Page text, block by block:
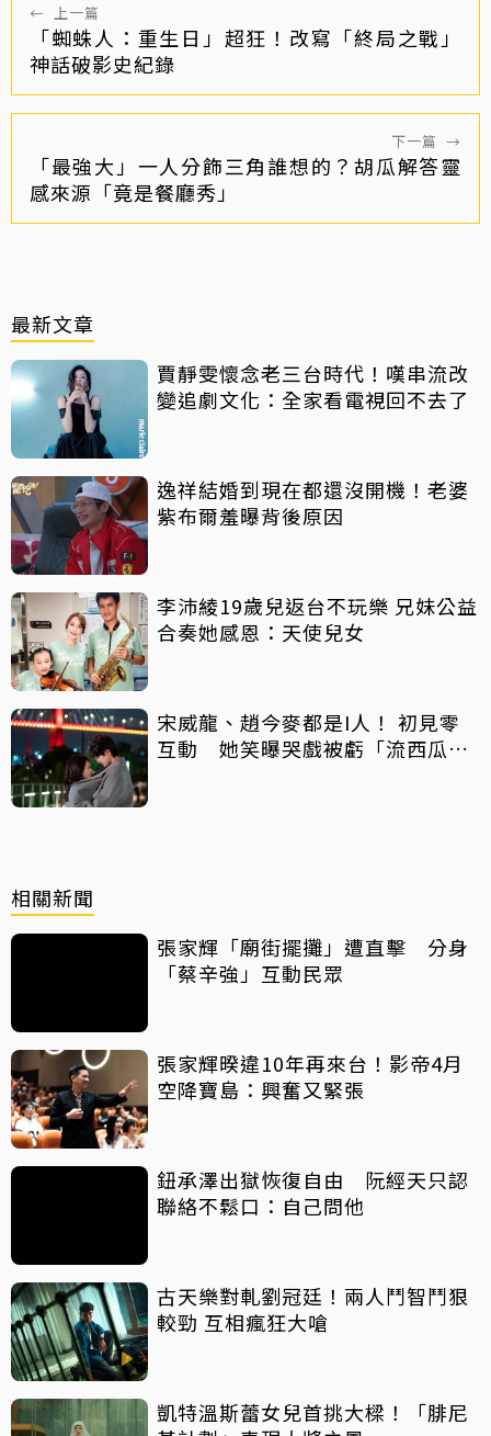
← 上一篇
「蜘蛛人：重生日」超狂！改寫「終局之戰」
神話破影史紀錄
下一篇 →
「最強大」一人分飾三角誰想的？胡瓜解答靈
感來源「竟是餐廳秀」
最新文章
賈靜雯懷念老三台時代！嘆串流改
變追劇文化：全家看電視回不去了
逸祥結婚到現在都還沒開機！老婆
紫布爾羞曝背後原因
李沛綾19歲兒返台不玩樂 兄妹公益
合奏她感恩：天使兒女
宋威龍、趙今麥都是I人！ 初見零
互動 她笑曝哭戲被虧「流西瓜
相關新聞
張家輝「廟街擺攤」遭直擊 分身
「蔡辛強」互動民眾
張家輝暌違10年再來台！影帝4月
空降寶島：興奮又緊張
鈕承澤出獄恢復自由 阮經天只認
聯絡不鬆口：自己問他
古天樂對軋劉冠廷！兩人鬥智鬥狠
較勁 互相瘋狂大嗆
凱特溫斯蕾女兒首挑大樑！「腓尼